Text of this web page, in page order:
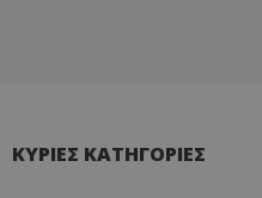
ΚΥΡΙΕΣ ΚΑΤΗΓΟΡΙΕΣ